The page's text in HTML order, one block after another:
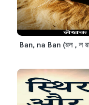
Ban, na Ban (बन , न